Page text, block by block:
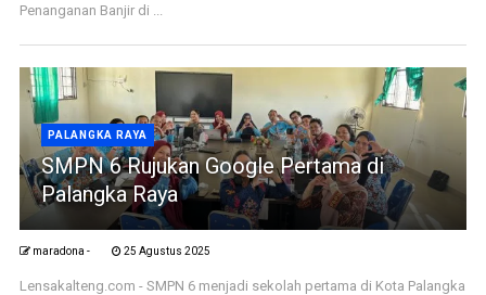
Penanganan Banjir di ...
PALANGKA RAYA
SMPN 6 Rujukan Google Pertama di
Palangka Raya
maradona - 25 Agustus 2025
Lensakalteng.com - SMPN 6 menjadi sekolah pertama di Kota Palangka